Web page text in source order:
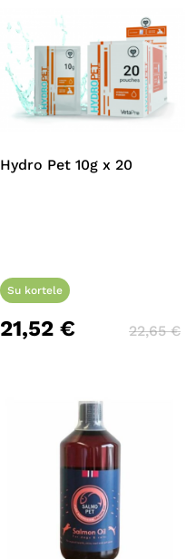
Hydro Pet 10g x 20
Su kortele
21,52€ 22,65€